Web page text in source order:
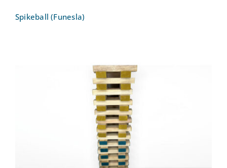
Spikeball (Funesla)
Stapelturm aus Holz